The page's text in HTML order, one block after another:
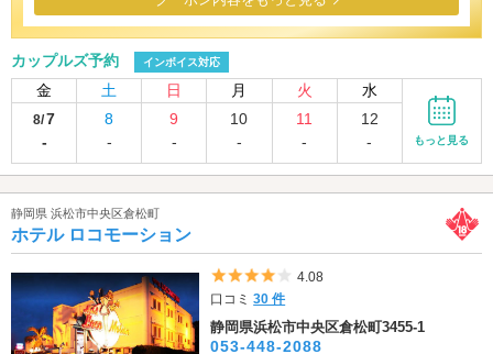
カップルズ予約 インボイス対応
金 土 日 月 火 水
8/7
-
8
-
9
-
10
-
11
-
12
-
もっと見る
静岡県 浜松市中央区倉松町
ホテル ロコモーション
5つ星のうち4
4.08
口コミ30 件
静岡県浜松市中央区倉松町3455-1
053-448-2088